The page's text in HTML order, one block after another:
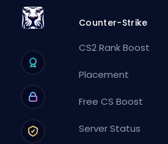
Counter-Strike
CS2 Rank Boost
Placement
Free CS Boost
Server Status